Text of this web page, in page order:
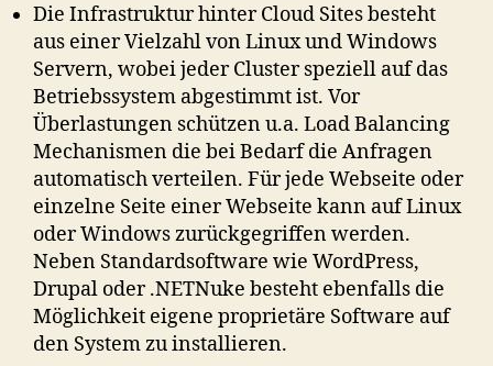
Die Infrastruktur hinter Cloud Sites besteht
aus einer Vielzahl von Linux und Windows
Servern, wobei jeder Cluster speziell auf das
Betriebssystem abgestimmt ist. Vor
Überlastungen schützen u.a. Load Balancing
Mechanismen die bei Bedarf die Anfragen
automatisch verteilen. Für jede Webseite oder
einzelne Seite einer Webseite kann auf Linux
oder Windows zurückgegriffen werden.
Neben Standardsoftware wie WordPress,
Drupal oder .NETNuke besteht ebenfalls die
Möglichkeit eigene proprietäre Software auf
den System zu installieren.